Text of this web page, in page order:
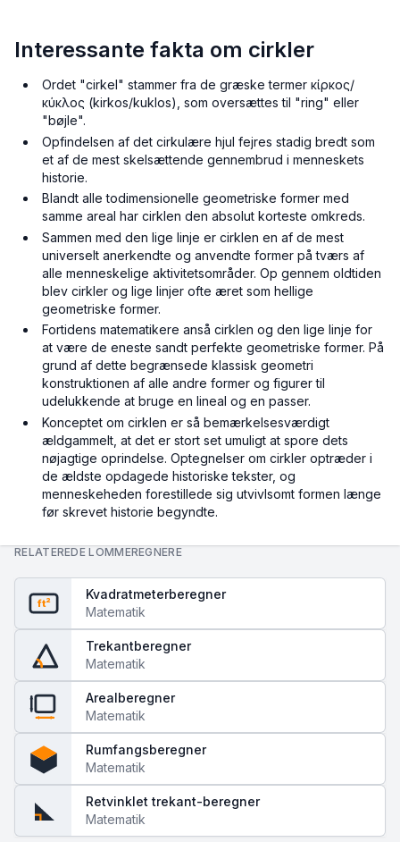
Interessante fakta om cirkler
Ordet "cirkel" stammer fra de græske termer κίρκος/
κύκλος (kirkos/kuklos), som oversættes til "ring" eller
"bøjle".
Opfindelsen af det cirkulære hjul fejres stadig bredt som
et af de mest skelsættende gennembrud i menneskets
historie.
Blandt alle todimensionelle geometriske former med
samme areal har cirklen den absolut korteste omkreds.
Sammen med den lige linje er cirklen en af de mest
universelt anerkendte og anvendte former på tværs af
alle menneskelige aktivitetsområder. Op gennem oldtiden
blev cirkler og lige linjer ofte æret som hellige
geometriske former.
Fortidens matematikere anså cirklen og den lige linje for
at være de eneste sandt perfekte geometriske former. På
grund af dette begrænsede klassisk geometri
konstruktionen af alle andre former og figurer til
udelukkende at bruge en lineal og en passer.
Konceptet om cirklen er så bemærkelsesværdigt
ældgammelt, at det er stort set umuligt at spore dets
nøjagtige oprindelse. Optegnelser om cirkler optræder i
de ældste opdagede historiske tekster, og
menneskeheden forestillede sig utvivlsomt formen længe
før skrevet historie begyndte.
RELATEREDE LOMMEREGNERE
ft²
Kvadratmeterberegner
Matematik
Trekantberegner
Matematik
Arealberegner
Matematik
Rumfangsberegner
Matematik
Retvinklet trekant-beregner
Matematik